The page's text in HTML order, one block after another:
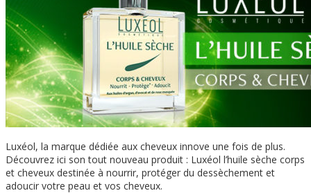
Luxéol, la marque dédiée aux cheveux innove une fois de plus.
Découvrez ici son tout nouveau produit : Luxéol l’huile sèche corps
et cheveux destinée à nourrir, protéger du dessèchement et
adoucir votre peau et vos cheveux.